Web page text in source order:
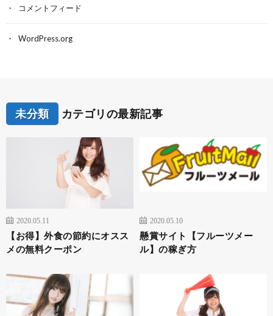
コメントフィード
WordPress.org
未分類 カテゴリの最新記事
2020.05.11
【お得】外食の節約にオスス
メの無料クーポン
2020.05.10
懸賞サイト【フルーツメー
ル】の稼ぎ方